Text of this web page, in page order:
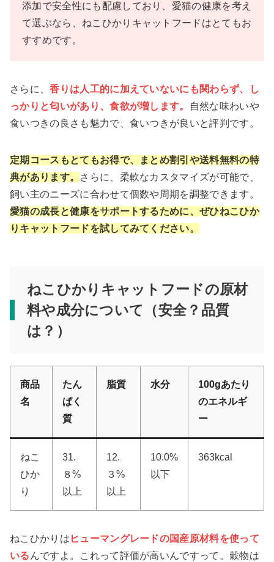
添加で安全性にも配慮しており、愛猫の健康を考え
て選ぶなら、ねこひかりキャットフードはとてもお
すすめです。
さらに、香りは人工的に加えていないにも関わらず、し
っかりと匂いがあり、食欲が増します。
自然な味わいや
食いつきの良さも魅力で、食いつきが良いと評判です。
定期コースもとてもお得で、まとめ割引や送料無料の特
典があります。
さらに、柔軟なカスタマイズが可能で、
飼い主のニーズに合わせて個数や周期を調整できます。
愛猫の成長と健康をサポートするために、ぜひねこひか
りキャットフードを試してみてください。
ねこひかりキャットフードの原材
料や成分について（安全？品質
は？）
商品
名
たん
ぱく
質
脂質 水分
100gあたり
のエネルギ
ー
ねこ
ひか
り
31.
８%
以上
12.
３%
以上
10.0%
以下
363kcal
ねこひかりは ヒューマングレードの国産原材料を使って
いる んですよ。これって評価が高いんですって。穀物は